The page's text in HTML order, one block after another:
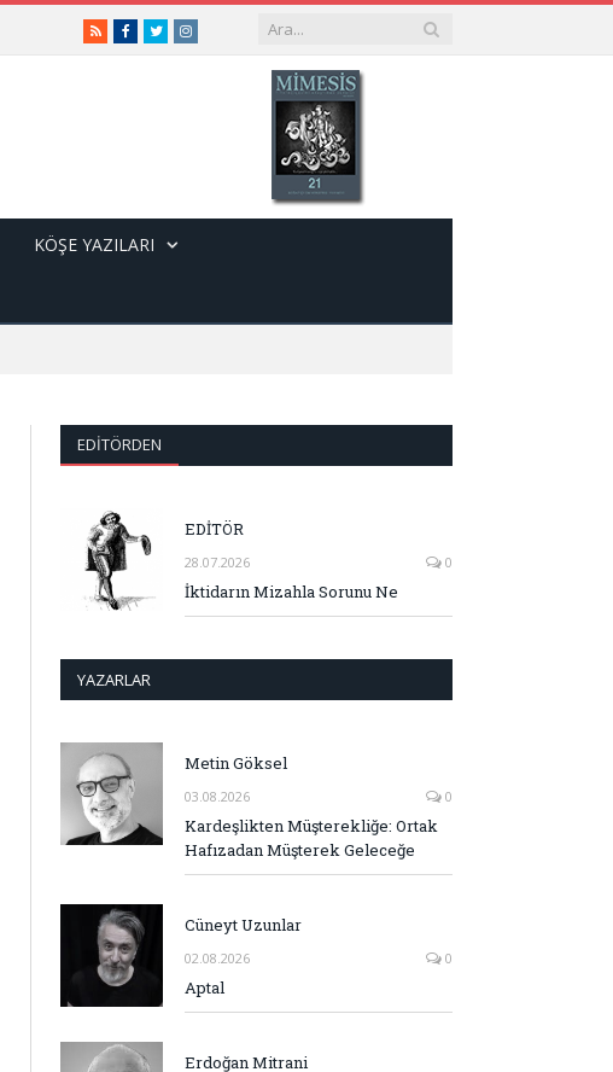
RSSFacebook
TwitterInstagram
KÖŞE YAZILARI
EDITÖRDEN
EDİTÖR
28.07.2026 0
İktidarın Mizahla Sorunu Ne
YAZARLAR
Metin Göksel
03.08.2026 0
Kardeşlikten Müşterekliğe: Ortak
Hafızadan Müşterek Geleceğe
Cüneyt Uzunlar
02.08.2026 0
Aptal
Erdoğan Mitrani